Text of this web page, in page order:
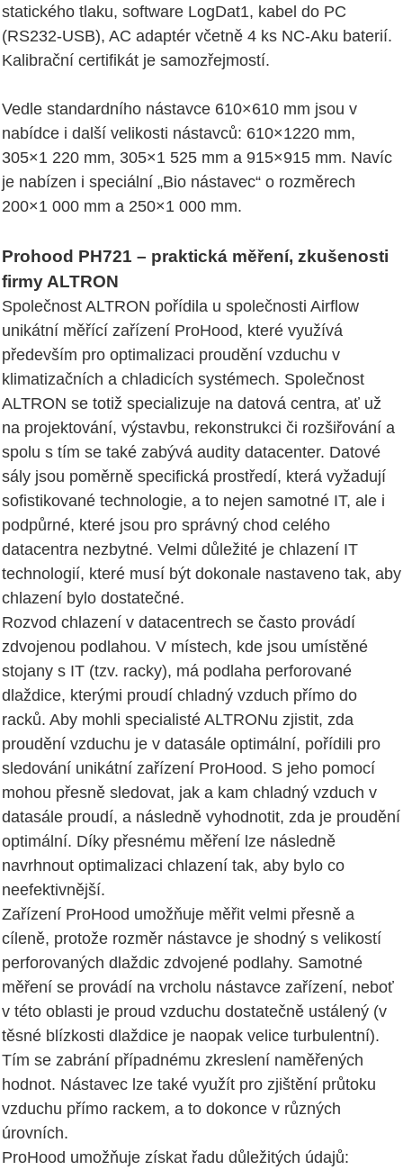
statického tlaku, software LogDat1, kabel do PC
(RS232-USB), AC adaptér včetně 4 ks NC-Aku baterií.
Kalibrační certifikát je samozřejmostí.
Vedle standardního nástavce 610×610 mm jsou v
nabídce i další velikosti nástavců: 610×1220 mm,
305×1 220 mm, 305×1 525 mm a 915×915 mm. Navíc
je nabízen i speciální „Bio nástavec“ o rozměrech
200×1 000 mm a 250×1 000 mm.
Prohood PH721 – praktická měření, zkušenosti
firmy ALTRON
Společnost ALTRON pořídila u společnosti Airflow
unikátní měřící zařízení ProHood, které využívá
především pro optimalizaci proudění vzduchu v
klimatizačních a chladicích systémech. Společnost
ALTRON se totiž specializuje na datová centra, ať už
na projektování, výstavbu, rekonstrukci či rozšiřování a
spolu s tím se také zabývá audity datacenter. Datové
sály jsou poměrně specifická prostředí, která vyžadují
sofistikované technologie, a to nejen samotné IT, ale i
podpůrné, které jsou pro správný chod celého
datacentra nezbytné. Velmi důležité je chlazení IT
technologií, které musí být dokonale nastaveno tak, aby
chlazení bylo dostatečné.
Rozvod chlazení v datacentrech se často provádí
zdvojenou podlahou. V místech, kde jsou umístěné
stojany s IT (tzv. racky), má podlaha perforované
dlaždice, kterými proudí chladný vzduch přímo do
racků. Aby mohli specialisté ALTRONu zjistit, zda
proudění vzduchu je v datasále optimální, pořídili pro
sledování unikátní zařízení ProHood. S jeho pomocí
mohou přesně sledovat, jak a kam chladný vzduch v
datasále proudí, a následně vyhodnotit, zda je proudění
optimální. Díky přesnému měření lze následně
navrhnout optimalizaci chlazení tak, aby bylo co
neefektivnější.
Zařízení ProHood umožňuje měřit velmi přesně a
cíleně, protože rozměr nástavce je shodný s velikostí
perforovaných dlaždic zdvojené podlahy. Samotné
měření se provádí na vrcholu nástavce zařízení, neboť
v této oblasti je proud vzduchu dostatečně ustálený (v
těsné blízkosti dlaždice je naopak velice turbulentní).
Tím se zabrání případnému zkreslení naměřených
hodnot. Nástavec lze také využít pro zjištění průtoku
vzduchu přímo rackem, a to dokonce v různých
úrovních.
ProHood umožňuje získat řadu důležitých údajů: